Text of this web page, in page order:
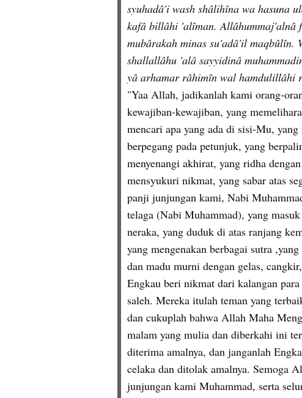
syuhadâ'i wash shâlihîna wa hasuna
kafâ billâhi 'alîman.
mubârakah minas su'adâ'il
shallallâhu 'alâ sayyidinâ
yâ arhamar râhimîn wal hamdulillâhi
"Yaa Allah, jadikanlah kami orang-
kewajiban-kewajiban, yang
mencari apa yang ada di sisi-Mu,
berpegang pada petunjuk, yang
menyenangi akhirat, yang ridha
mensyukuri nikmat, yang sabar atas
panji junjungan kami, Nabi
telaga (Nabi Muhammad), yang
neraka, yang duduk di atas ranjang
yang mengenakan berbagai sutra
dan madu murni dengan gelas,
Engkau beri nikmat dari kalangan
saleh. Mereka itulah teman yang
dan cukuplah bahwa Allah Maha
malam yang mulia dan diberkahi ini
diterima amalnya, dan janganlah
celaka dan ditolak amalnya. Semoga
junjungan kami Muhammad, serta